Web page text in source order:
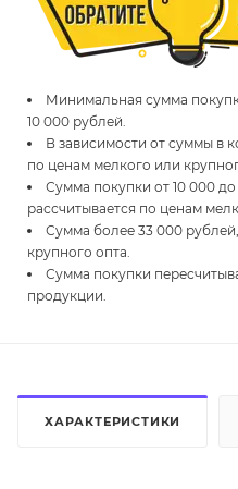
Минимальная сумма
10 000 рублей.
В зависимости от суммы в
по ценам мелкого или
Сумма покупки от 10 000
рассчитывается по ценам
Сумма более 33 000
крупного опта.
Сумма покупки
продукции.
ХАРАКТЕРИСТИКИ